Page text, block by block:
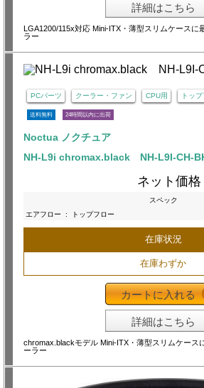
詳細はこちら
LGA1200/115x対応 Mini-ITX・薄型スリムケースに
ラー
PCパーツ クーラー・ファン CPU用 トッ
送料無料 24時間以内に出荷
Noctua ノクチュア
NH-L9i chromax.black NH-L9I-CH-
ネット価格
スペック
エアフロー
: トップフロー
在庫状況
在庫わずか
カートに入れる
詳細はこちら
chromax.blackモデル Mini-ITX・薄型スリムケース
ーラー